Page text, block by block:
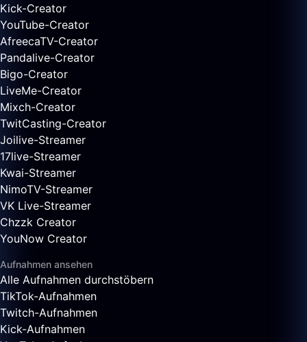
Kick-Creator
YouTube-Creator
AfreecaTV-Creator
Pandalive-Creator
Bigo-Creator
LiveMe-Creator
Mixch-Creator
TwitCasting-Creator
Joilive-Streamer
17live-Streamer
Kwai-Streamer
NimoTV-Streamer
VK Live-Streamer
Chzzk Creator
YouNow Creator
Aufnahmen ansehen
Alle Aufnahmen durchstöbern
TikTok-Aufnahmen
Twitch-Aufnahmen
Kick-Aufnahmen